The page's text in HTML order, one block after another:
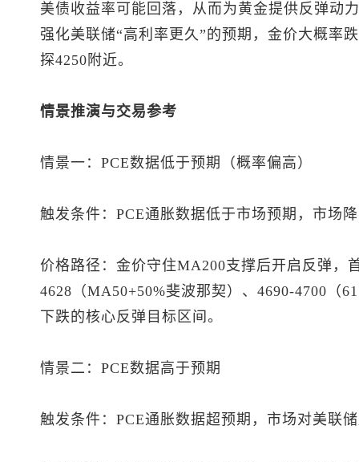
美债收益率可能回落，从而为黄金提供反弹动
强化美联储“高利率更久”的预期，金价大概率
探4250附近。
情景推演与交易参考
情景一：PCE数据低于预期（概率偏高）
触发条件：PCE通胀数据低于市场预期，市场
价格路径：金价守住MA200支撑后开启反弹，
4628（MA50+50%斐波那契）、4690-4700（
下跌的核心反弹目标区间。
情景二：PCE数据高于预期
触发条件：PCE通胀数据超预期，市场对美联